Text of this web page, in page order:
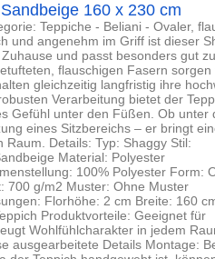
160 x 230 cm
Teppiche - Beliani - Ovaler,
und angenehm im Griff ist dieser
und passt besonders gut zu
flauschigen Fasern sorgen
gleichzeitig langfristig ihre
Verarbeitung bietet der
Gefühl unter den Füßen. Ob unter
eines Sitzbereichs – er bringt
Details: Typ: Shaggy Stil:
Material: Polyester
100% Polyester Form:
700 g/m2 Muster: Ohne Muster
Florhöhe: 2 cm Breite: 160
Produktvorteile: Geeignet für
Wohlfühlcharakter in jedem
ausgearbeitete Details Montage: